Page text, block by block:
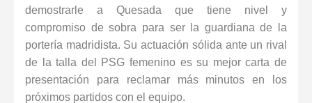
demostrarle a Quesada que tiene nivel y
compromiso de sobra para ser la guardiana de la
portería madridista. Su actuación sólida ante un rival
de la talla del PSG femenino es su mejor carta de
presentación para reclamar más minutos en los
próximos partidos con el equipo.